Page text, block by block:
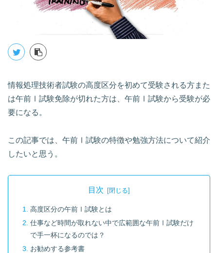
情報処理技術者試験の高度区分を初めて受験される方また
は午前Ⅰ試験免除が切れた方は、午前Ⅰ試験から受験が必
要になる。
この記事では、午前Ⅰ試験の特徴や勉強方法について紹介
したいと思う。
目次
高度区分の午前Ⅰ試験とは
仕事など時間が取れない中で広範囲な午前Ⅰ試験だけ
で手一杯になるのでは？
お勧めする参考書